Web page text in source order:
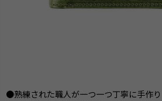
●熟練された職人が一つ一つ丁寧に手作